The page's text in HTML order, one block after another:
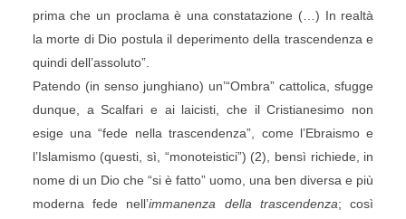
prima che un proclama è una constatazione (…) In realtà
la morte di Dio postula il deperimento della trascendenza e
quindi dell’assoluto”.
Patendo (in senso junghiano) un’“Ombra” cattolica, sfugge
dunque, a Scalfari e ai laicisti, che il Cristianesimo non
esige una “fede nella trascendenza”, come l’Ebraismo e
l’Islamismo (questi, sì, “monoteistici”) (2), bensì richiede, in
nome di un Dio che “si è fatto” uomo, una ben diversa e più
moderna fede nell’immanenza della trascendenza; così